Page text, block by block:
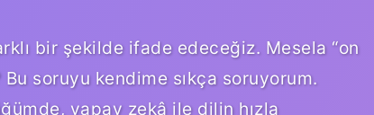
bir şekilde ifade edeceğiz. Mesela “on
soruyu kendime sıkça soruyorum.
yapay zekâ ile dilin hızla